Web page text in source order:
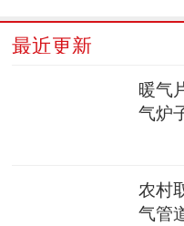
最近更新
暖气
气炉
农村
气管